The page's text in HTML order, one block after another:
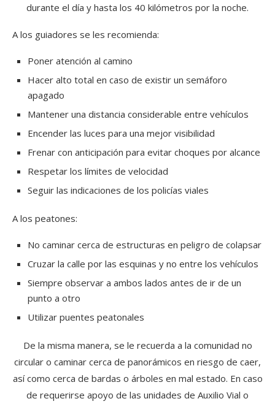
durante el día y hasta los 40 kilómetros por la noche.
A los guiadores se les recomienda:
Poner atención al camino
Hacer alto total en caso de existir un semáforo
apagado
Mantener una distancia considerable entre vehículos
Encender las luces para una mejor visibilidad
Frenar con anticipación para evitar choques por alcance
Respetar los límites de velocidad
Seguir las indicaciones de los policías viales
A los peatones:
No caminar cerca de estructuras en peligro de colapsar
Cruzar la calle por las esquinas y no entre los vehículos
Siempre observar a ambos lados antes de ir de un
punto a otro
Utilizar puentes peatonales
De la misma manera, se le recuerda a la comunidad no
circular o caminar cerca de panorámicos en riesgo de caer,
así como cerca de bardas o árboles en mal estado. En caso
de requerirse apoyo de las unidades de Auxilio Vial o